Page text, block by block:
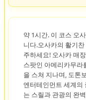
약 1시간. 이 코스 오
니다.오사카의 활기
주하세요! 오사카 매
스팟인 아메리카무라
을 스쳐 지나며, 도톤
엔터테인먼트 세계의
는 스릴과 관광의 완